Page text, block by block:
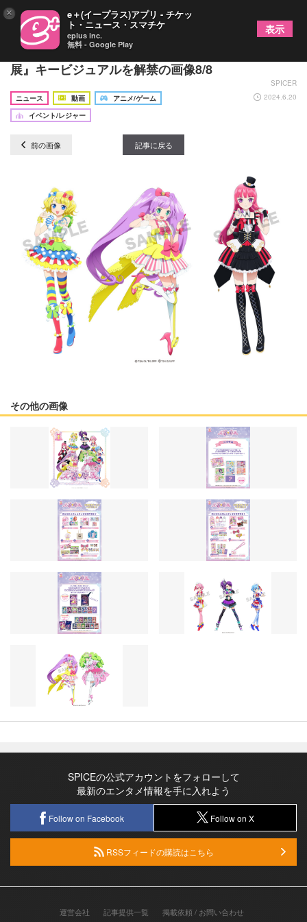
『プリパラ』10年の歴史を振り返る『大プリパラ
展』キービジュアルを解禁の画像8/8
SPICER
ニュース
動画
アニメ/ゲーム
イベント/レジャー
2024.6.20
前の画像 記事に戻る
その他の画像
SPICEの公式アカウントをフォローして
最新のエンタメ情報を手に入れよう
Follow on Facebook Follow on X
RSSフィードの購読はこちら
運営会社 記事提供一覧 掲載依頼 / お問い合わせ
× e＋(イープラス)アプリ - チケッ
ト・ニュース・スマチケ
eplus inc.
無料 - Google Play
表示